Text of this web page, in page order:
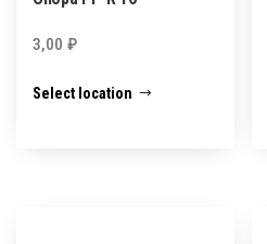
3,00 ₽
Select location